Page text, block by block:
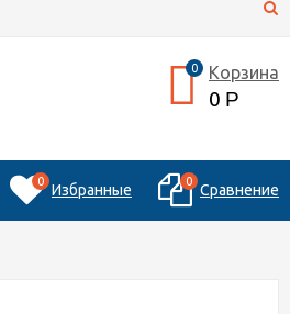
0 Корзина
0 Р
0 Избранные 0 Сравнение